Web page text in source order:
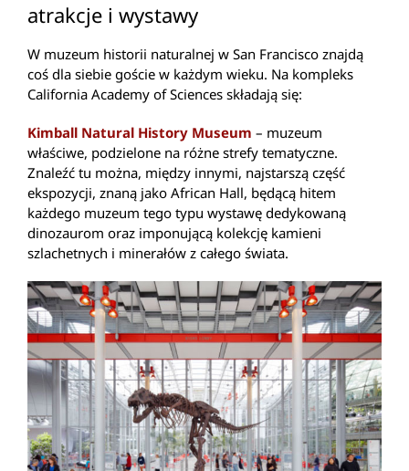
atrakcje i wystawy
W muzeum historii naturalnej w San Francisco znajdą
coś dla siebie goście w każdym wieku. Na kompleks
California Academy of Sciences składają się:
Kimball Natural History Museum – muzeum
właściwe, podzielone na różne strefy tematyczne.
Znaleźć tu można, między innymi, najstarszą część
ekspozycji, znaną jako African Hall, będącą hitem
każdego muzeum tego typu wystawę dedykowaną
dinozaurom oraz imponującą kolekcję kamieni
szlachetnych i minerałów z całego świata.